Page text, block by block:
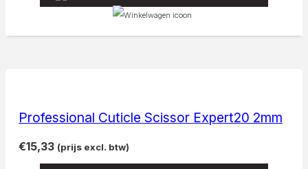
Professional Cuticle Scissor Expert20 2mm
€15,33 (prijs excl. btw)